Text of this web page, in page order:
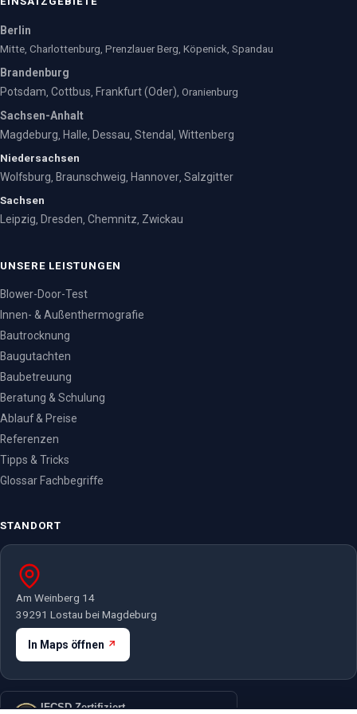
Berlin
Mitte, Charlottenburg, Prenzlauer Berg, Köpenick, Spandau
Brandenburg
Potsdam, Cottbus, Frankfurt (Oder), Oranienburg
Sachsen-Anhalt
Magdeburg Halle Dessau Stendal Wittenberg
Niedersachsen
Wolfsburg Braunschweig Hannover Salzgitter
Sachsen
Leipzig Dresden Chemnitz Zwickau
UNSERE LEISTUNGEN
Blower-Door-Test
Innen- & Außenthermografie
Bautrocknung
Baugutachten
Baubetreuung
Beratung & Schulung
Ablauf & Preise
Referenzen
Tipps & Tricks
Glossar Fachbegriffe
STANDORT
Am Weinberg 14
39291 Lostau bei Magdeburg
In Maps öffnen
IFCSD Zertifiziert